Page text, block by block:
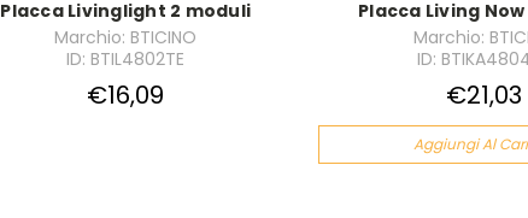
Placca Livinglight 2 moduli
Marchio: BTICINO
ID: BTIL4802TE
€16,09
Placca Living
Marchio:
ID:
€21,03
Aggiungi Al